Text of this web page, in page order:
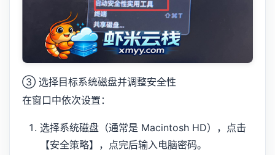
③ 选择目标系统磁盘并调整安全性
在窗口中依次设置：
选择系统磁盘（通常是 Macintosh HD），点击
【安全策略】，点完后输入电脑密码。